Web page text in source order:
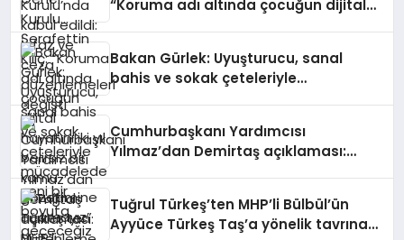
“Koruma adı altında çocuğun dijital
Bakan Gürlek: Uyuşturucu, sanal
bahis ve sokak çeteleriyle
Cumhurbaşkanı Yardımcısı
Yılmaz’dan Demirtaş açıklaması:
Tuğrul Türkeş’ten MHP’li Bülbül’ün
Ayyüce Türkeş Taş’a yönelik tavrına